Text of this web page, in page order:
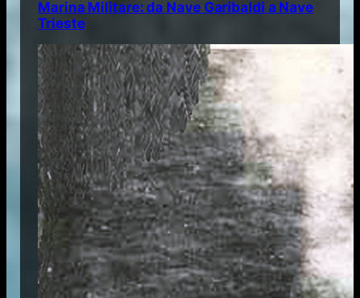
Marina Militare: da Nave Garibaldi a Nave
Trieste